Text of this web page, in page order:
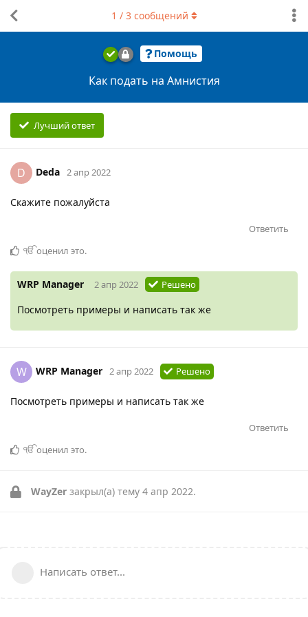
Помощь
Как подать на Амнистия
Лучший ответ
1 / 3сообщений
D Deda 2 апр 2022
Скажите пожалуйста
Ответить
ੴоценил это.
WRP Manager 2 апр 2022 Решено
Посмотреть примеры и написать так же
W WRP Manager 2 апр 2022 Решено
Посмотреть примеры и написать так же
Ответить
ੴоценил это.
WayZer закрыл(а) тему 4 апр 2022.
Написать ответ...